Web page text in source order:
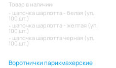
Товар в наличии:
шапочка шарлотта - белая (уп.
100 шт.)
шапочка шарлотта - желтая (уп.
100 шт.)
шапочка шарлотта черная (уп.
100 шт.)
Воротнички парикмахерские